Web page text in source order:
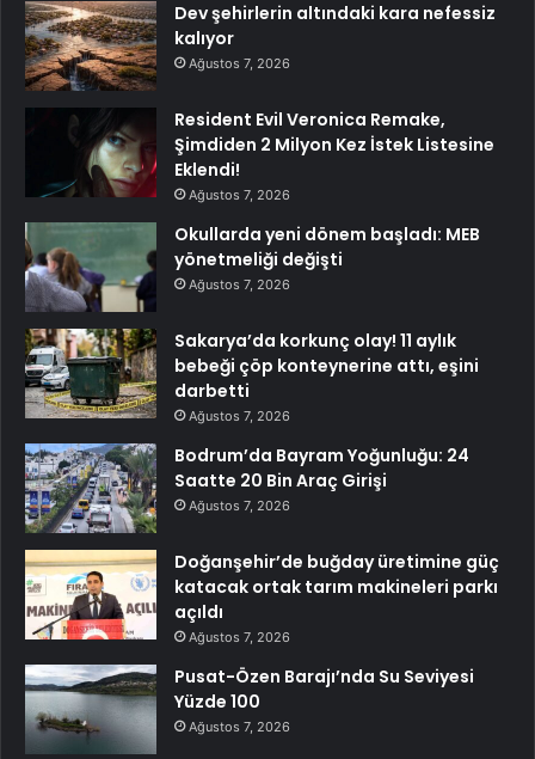
Dev şehirlerin altındaki kara nefessiz
kalıyor
Ağustos 7, 2026
Resident Evil Veronica Remake,
Şimdiden 2 Milyon Kez İstek Listesine
Eklendi!
Ağustos 7, 2026
Okullarda yeni dönem başladı: MEB
yönetmeliği değişti
Ağustos 7, 2026
Sakarya’da korkunç olay! 11 aylık
bebeği çöp konteynerine attı, eşini
darbetti
Ağustos 7, 2026
Bodrum’da Bayram Yoğunluğu: 24
Saatte 20 Bin Araç Girişi
Ağustos 7, 2026
Doğanşehir’de buğday üretimine güç
katacak ortak tarım makineleri parkı
açıldı
Ağustos 7, 2026
Pusat-Özen Barajı’nda Su Seviyesi
Yüzde 100
Ağustos 7, 2026